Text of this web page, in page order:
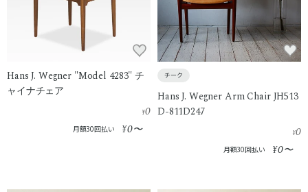
Hans J. Wegner "Model 4283" チ
ャイナチェア
¥0
月額30回払い ¥0〜
チーク
Hans J. Wegner Arm Chair JH513
D-811D247
¥0
月額30回払い ¥0〜